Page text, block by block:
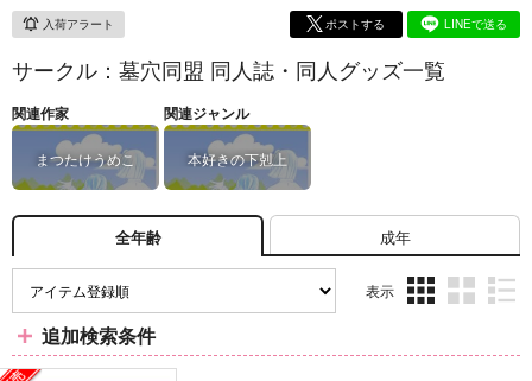
入荷アラート ポストする LINEで送る
サークル：墓穴同盟 同人誌・同人グッズ一覧
関連作家
まつたけうめこ
関連ジャンル
本好きの下剋上
全年齢 成年
表示
ム
ム
ム
追加検索条件